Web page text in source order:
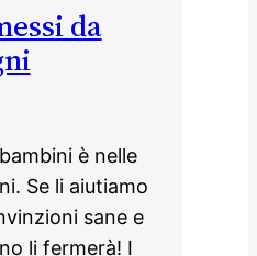
da
è nelle
Se li aiutiamo
sane e
li fermerà! I